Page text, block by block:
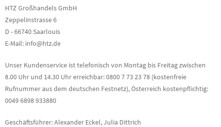
HTZ Großhandels GmbH
Zeppelinstrasse 6
D - 66740 Saarlouis
E-Mail: info@htz.de
Unser Kundenservice ist telefonisch von Montag bis Freitag zwischen
8.00 Uhr und 14.30 Uhr erreichbar: 0800 7 73 23 78 (kostenfreie
Rufnummer aus dem deutschen Festnetz), Österreich kostenpflichtig:
0049 6898 933880
Geschäftsführer: Alexander Eckel, Julia Dittrich